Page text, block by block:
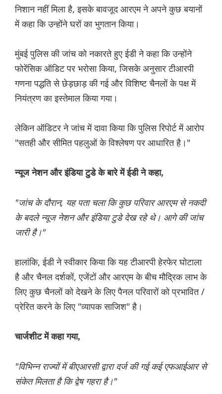
निशान नहीं मिला है, इसके बावजूद आरएम ने अपने कुछ बयानों
में कहा कि उन्होंने घरों का भुगतान किया।
मुंबई पुलिस की जांच को नकारते हुए ईडी ने कहा कि उन्होंने
फोरेंसिक ऑडिट पर भरोसा किया, जिसके अनुसार टीआरपी
गणना पद्धति से छेड़छाड़ की गई और विशिष्ट चैनलों के पक्ष में
नियंत्रण का इस्तेमाल किया गया।
लेकिन ऑडिटर ने जांच में दावा किया कि पुलिस रिपोर्ट में आरोप
"सतही और सीमित पहलुओं के विश्लेषण पर आधारित है।"
न्यूज नेशन और इंडिया टुडे के बारे में ईडी ने कहा,
"जांच के दौरान, यह पता चला कि कुछ परिवार आरएम से नकदी
के बदले न्यूज नेशन और इंडिया टुडे देख रहे थे। आगे की जांच
जारी है।"
हालांकि, ईडी ने स्वीकार किया कि यह टीआरपी हेरफेर घोटाला
है और चैनल दर्शकों, एजेंटों और आरएम के बीच मौद्रिक लाभ के
लिए कुछ चैनलों को देखने के लिए पैनल परिवारों को प्रभावित /
प्रेरित करने के लिए "व्यापक साजिश" है।
चार्जशीट में कहा गया,
"विभिन्न राज्यों में बीएआरसी द्वारा दर्ज की गई कई एफआईआर से
संकेत मिलता है कि द्वेष गहरा है।"